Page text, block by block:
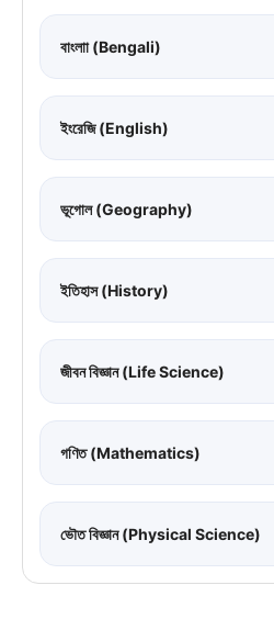
বাংলাা (Bengali)
ইংরেজি (English)
ভূগোল (Geography)
ইতিহাস (History)
জীবন বিজ্ঞান (Life Science)
গণিত (Mathematics)
ভৌত বিজ্ঞান (Physical Science)